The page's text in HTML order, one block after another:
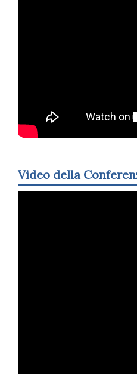
Video della